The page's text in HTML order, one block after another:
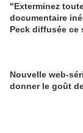
"Exterminez
documentaire
Peck diffusée ce
Nouvelle web-
donner le goût